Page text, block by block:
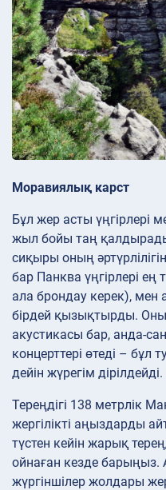
Моравиялық карст
Бұл жер асты үңгірлері
жыл бойы таң
сиқыры оның
бар Панква үңгірлері
ала брондау керек), мен
бірдей қызықтырды.
акустикасы бар, анда-
концерттері өтеді – бұл
дейін жүрегім дірілдейді.
Тереңдігі 138 метрлік
жергілікті аңыздарды
түстен кейін жарық
ойнаған кезде
жүргіншілер жолдары